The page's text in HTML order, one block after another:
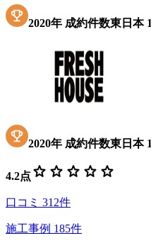
2020年 成約件数東日本
2020年 成約件数東日本
4.2点 star star star star star
口コミ 312件
施工事例 185件